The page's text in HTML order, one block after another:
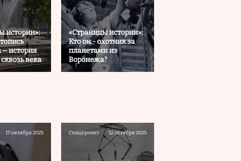
истории»:
история
века
«Страницы истории»:
Кто он - охотник за
планетами из
Воронежа?
17 октября 2025 Спецпроект 12 октября 2025